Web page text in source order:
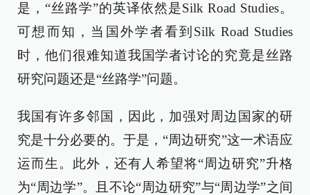
是，“丝路学”的英译依然是Silk Road Studies。
可想而知，当国外学者看到Silk Road Studies
时，他们很难知道我国学者讨论的究竟是丝路
研究问题还是“丝路学”问题。
我国有许多邻国，因此，加强对周边国家的研
究是十分必要的。于是，“周边研究”这一术语应
运而生。此外，还有人希望将“周边研究”升格
为“周边学”。且不论“周边研究”与“周边学”之间